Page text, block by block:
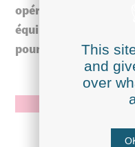
opérationnel et la
équipes. Nous
pour pérenniser et
This
and
over